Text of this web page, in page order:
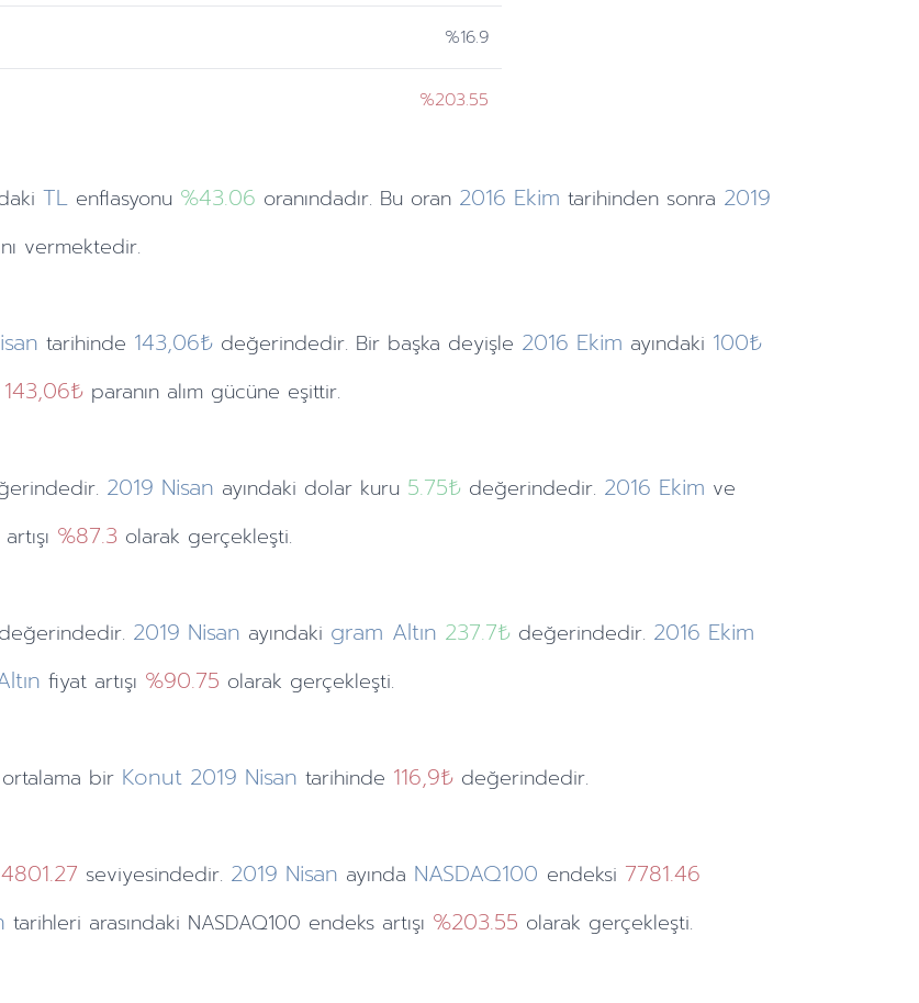
%16.9
%203.55
TL enflasyonu %43.06 oranındadır. Bu oran 2016 Ekim tarihinden sonra 2019
vermektedir.
tarihinde 143,06₺ değerindedir. Bir başka deyişle 2016 Ekim ayındaki 100₺
143,06₺ paranın alım gücüne eşittir.
2019 Nisan ayındaki dolar kuru 5.75₺ değerindedir. 2016 Ekim ve
%87.3 olarak gerçekleşti.
değerindedir. 2019 Nisan ayındaki gram Altın 237.7₺ değerindedir. 2016 Ekim
fiyat artışı %90.75 olarak gerçekleşti.
bir Konut 2019 Nisan tarihinde 116,9₺ değerindedir.
4801.27 seviyesindedir. 2019 Nisan ayında NASDAQ100 endeksi 7781.46
tarihleri arasındaki NASDAQ100 endeks artışı %203.55 olarak gerçekleşti.